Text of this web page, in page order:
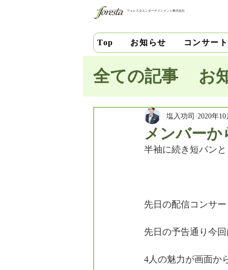
フォレスタエンターテインメント株式会社
Top お知らせ コンサート
全ての記事 お
池田史花 三
中安千晶 財
竹内直紀 山
フォレスタ
メンバーか
塩入功司 2020年
半袖に続き短パン
先日の配信コンサ
先日の予告通り今
4人の魅力が画面か